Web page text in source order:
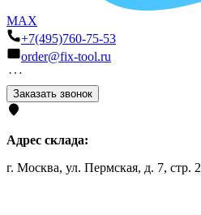
MAX
+7(495)760-75-53
order@fix-tool.ru
Заказать звонок
Адрес склада:
г. Москва, ул. Пермская, д. 7, стр. 2